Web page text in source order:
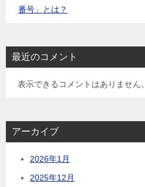
番号」とは？
最近のコメント
表示できるコメントはありません。
アーカイブ
2026年1月
2025年12月